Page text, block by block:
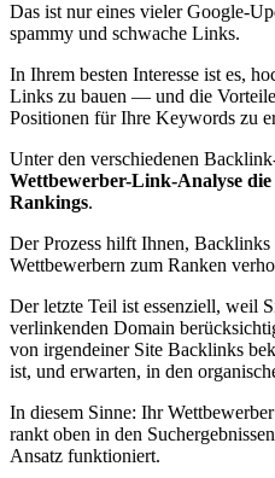
Das ist nur eines vieler Google-
spammy und schwache Links.
In Ihrem besten Interesse ist es,
Links zu bauen — und die
Positionen für Ihre Keywords zu
Unter den verschiedenen
Wettbewerber-Link-Analyse die
Rankings.
Der Prozess hilft Ihnen,
Wettbewerbern zum Ranken
Der letzte Teil ist essenziell, weil
verlinkenden Domain
von irgendeiner Site Backlinks
ist, und erwarten, in den
In diesem Sinne: Ihr
rankt oben in den
Ansatz funktioniert.